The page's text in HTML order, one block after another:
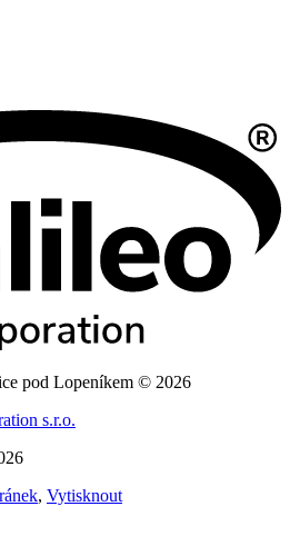
pod Lopeníkem © 2026
s.r.o.
, Vytisknout